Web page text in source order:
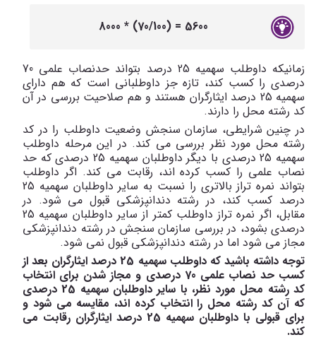
5600 = (70/100) * 8000
زمانیکه داوطلب سهمیه 25 درصد بتواند حدنصاب علمی 70
درصدی را کسب کند، تازه جز داوطلبانی است که هم دارای
سهمیه 25 درصد ایثارگران هستند و هم صلاحیت بررسی در آن
کد رشته محل را دارند.
در چنین شرایطی، سازمان سنجش وضعیت داوطلب را در کد
رشته محل مورد نظر بررسی می کند. در این مرحله داوطلب
سهمیه 25 درصدی با دیگر داوطلبان سهمیه 25 درصدی که حد
نصاب علمی را کسب کرده اند، رقابت می کند. اگر داوطلب
بتواند نمره تراز بالاتری را نسبت به سایر داوطلبان سهمیه 25
درصد کسب کند، در رشته دندانپزشکی قبول می شود. در
مقابل، اگر نمره تراز داوطلب کمتر از سایر داوطلبان سهمیه 25
درصدی بشود، در بررسی سازمان سنجش در رشته دندانپزشکی
مجاز می شود اما در رشته دندانپزشکی قبول نمی شود.
توجه داشته باشید که داوطلب سهمیه 25 درصد ایثارگران بعد از
کسب حد نصاب علمی 70 درصدی و مجاز شدن برای انتخاب
کد رشته محل مورد نظر، با سایر داوطلبان سهمیه 25 درصدی
که آن کد رشته محل را انتخاب کرده اند، مقایسه می شود و
برای قبولی با داوطلبان سهمیه 25 درصد ایثارگران رقابت می
کند.